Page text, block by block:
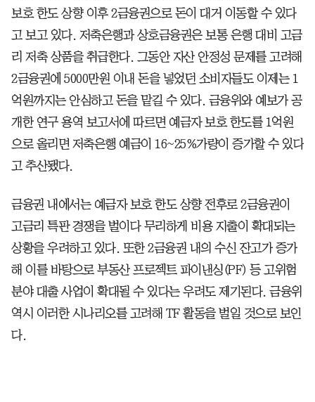
보호 한도 상향 이후 2금융권으로 돈이 대거 이동할 수 있다
고 보고 있다. 저축은행과 상호금융권은 보통 은행 대비 고금
리 저축 상품을 취급한다. 그동안 자산 안정성 문제를 고려해
2금융권에 5000만원 이내 돈을 넣었던 소비자들도 이제는 1
억원까지는 안심하고 돈을 맡길 수 있다. 금융위와 예보가 공
개한 연구 용역 보고서에 따르면 예금자 보호 한도를 1억원
으로 올리면 저축은행 예금이 16~25%가량이 증가할 수 있다
고 추산됐다.
금융권 내에서는 예금자 보호 한도 상향 전후로 2금융권이
고금리 특판 경쟁을 벌이다 무리하게 비용 지출이 확대되는
상황을 우려하고 있다. 또한 2금융권 내의 수신 잔고가 증가
해 이를 바탕으로 부동산 프로젝트 파이낸싱(PF) 등 고위험
분야 대출 사업이 확대될 수 있다는 우려도 제기된다. 금융위
역시 이러한 시나리오를 고려해 TF 활동을 벌일 것으로 보인
다.